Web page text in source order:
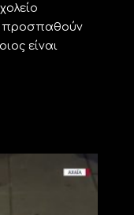
προσπαθούν
είναι